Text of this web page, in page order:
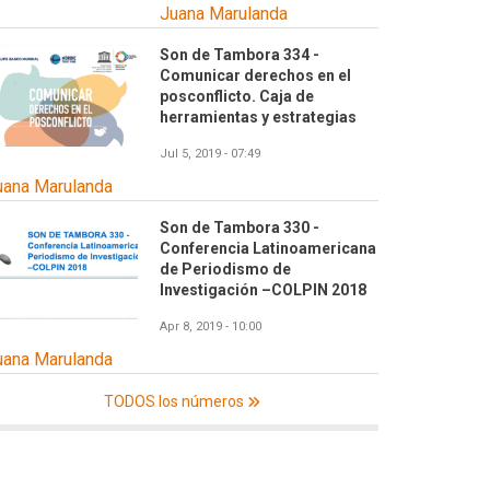
Juana Marulanda
Son de Tambora 334 -
Comunicar derechos en el
posconflicto. Caja de
herramientas y estrategias
Jul 5, 2019 - 07:49
Marulanda
Son de Tambora 330 -
Conferencia Latinoamericana
de Periodismo de
Investigación –COLPIN 2018
Apr 8, 2019 - 10:00
Marulanda
TODOS los números